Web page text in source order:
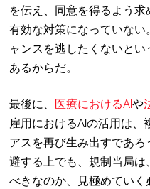
を伝え、同意を得るよう
有効な対策になっていな
ャンスを逃したくないと
あるからだ。
最後に、 医療におけるAIや
雇用におけるAIの活用は、
アスを再び生み出すであ
避する上でも、規制当局は
べきなのか、見極めていく